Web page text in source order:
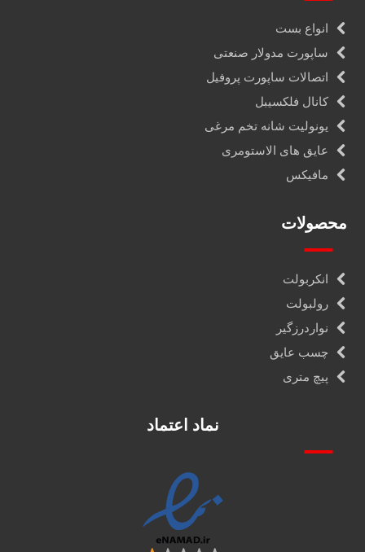
انواع بست
ساپورت مدولار صنعتی
اتصالات ساپورت پروفیل
کانال فلکسیبل
یونولیت شانه تخم مرغی
عایق های الاستومری
مافیکس
محصولات
انکربولت
رولبولت
نواردرزگیر
چسب عایق
پیچ متری
نماد اعتماد